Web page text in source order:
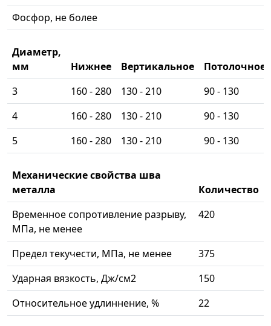
Фосфор, не более
Диаметр,
мм
Нижнее Вертикальное
Потолочное
3
160 - 280 130 - 210
90 - 130
4
160 - 280 130 - 210
90 - 130
5
160 - 280 130 - 210 90 - 130
Механические свойства шва
металла
Количество
Временное сопротивление разрыву,
МПа, не менее
420
Предел текучести, МПа, не менее
375
Ударная вязкость, Дж/см2
150
Относительное удлиннение, %
22